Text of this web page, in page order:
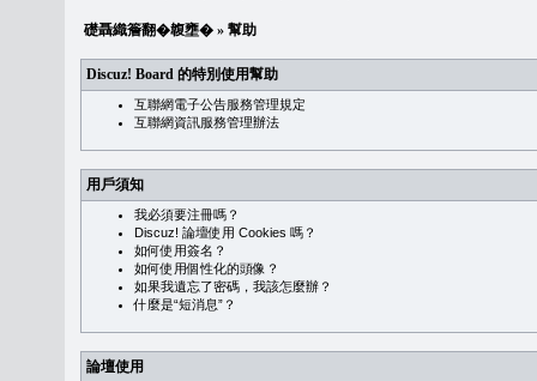
礎聶織簷翻�䪖壅� » 幫助
Discuz! Board 的特別使用幫助
互聯網電子公告服務管理規定
互聯網資訊服務管理辦法
用戶須知
我必須要注冊嗎？
Discuz! 論壇使用 Cookies 嗎？
如何使用簽名？
如何使用個性化的頭像？
如果我遺忘了密碼，我該怎麼辦？
什麼是“短消息”？
論壇使用